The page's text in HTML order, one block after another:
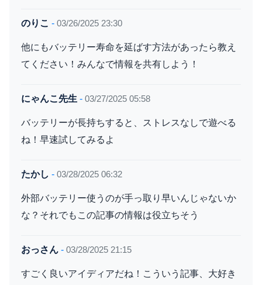
のりこ - 03/26/2025 23:30
他にもバッテリー寿命を延ばす方法があったら教え
てください！みんなで情報を共有しよう！
にゃんこ先生 - 03/27/2025 05:58
バッテリーが長持ちすると、ストレスなしで遊べる
ね！早速試してみるよ
たかし - 03/28/2025 06:32
外部バッテリー使うのが手っ取り早いんじゃないか
な？それでもこの記事の情報は役立ちそう
おっさん - 03/28/2025 21:15
すごく良いアイディアだね！こういう記事、大好き